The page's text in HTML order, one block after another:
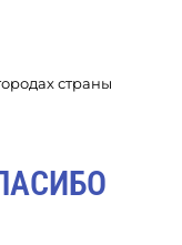
страны